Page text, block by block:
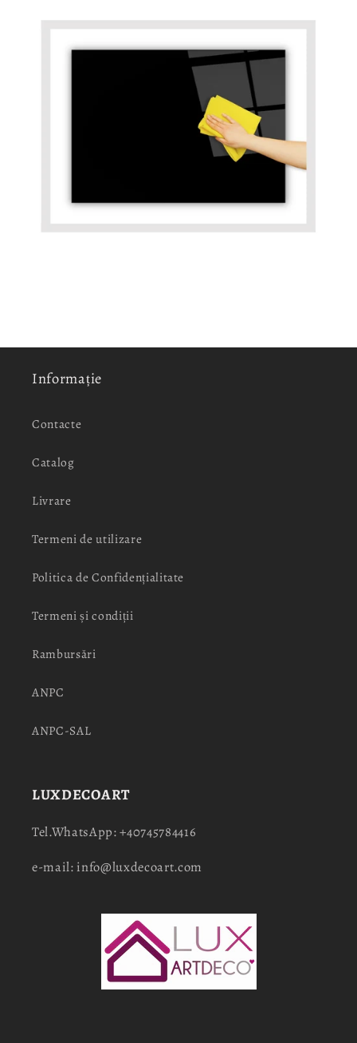
Informație
Contacte
Catalog
Livrare
Termeni de utilizare
Politica de Confidențialitate
Termeni și condiții
Rambursări
ANPC
ANPC-SAL
LUXDECOART
Tel.WhatsApp: +40745784416
e-mail: info@luxdecoart.com